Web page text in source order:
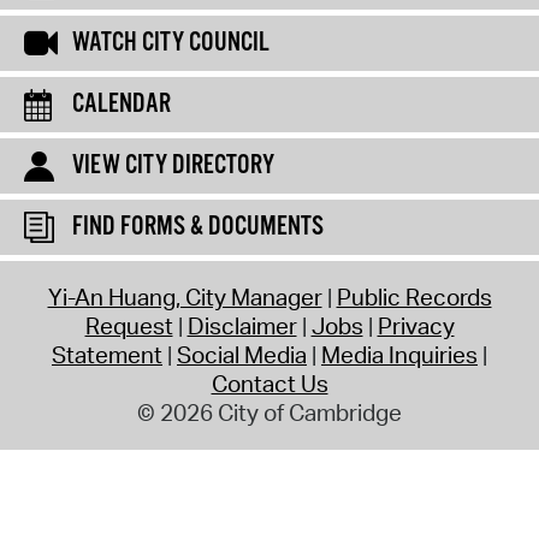
WATCH CITY COUNCIL
CALENDAR
VIEW CITY DIRECTORY
FIND FORMS & DOCUMENTS
Yi-An Huang, City Manager Public Records
Request Disclaimer Jobs Privacy
Statement Social Media Media Inquiries
Contact Us
© 2026 City of Cambridge